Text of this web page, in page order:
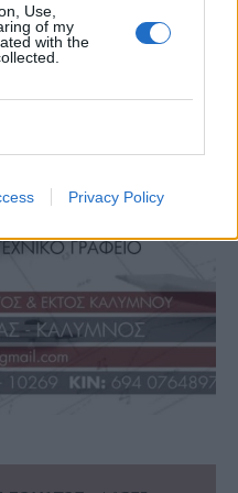
Use,
of my
with the
Privacy Policy